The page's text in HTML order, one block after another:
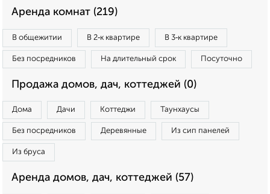
Аренда комнат (219)
В общежитии В 2‑к квартире В 3‑к квартире
Без посредников На длительный срок Посуточно
Продажа домов, дач, коттеджей (0)
Дома Дачи Коттеджи Таунхаусы
Без посредников Деревянные Из сип панелей
Из бруса
Аренда домов, дач, коттеджей (57)